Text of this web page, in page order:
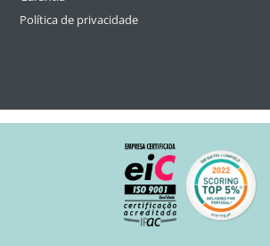
Política de privacidade